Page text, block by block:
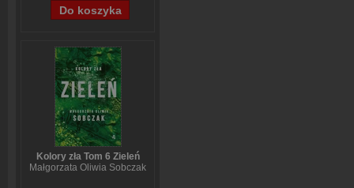
Kolory zła Tom 6 Zieleń
Małgorzata Oliwia Sobczak